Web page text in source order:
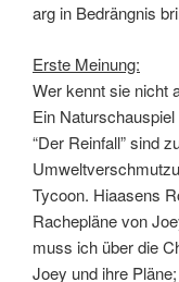
arg in Bedrängnis
Erste Meinung:
Wer kennt sie nicht
Ein
“Der Reinfall” sind
Tycoon. Hiaasens
Rachepläne von
muss ich über die
Joey und ihre